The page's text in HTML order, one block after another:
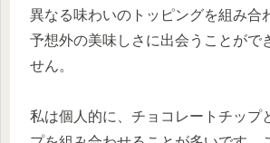
異なる味わいのトッピングを組み合
予想外の美味しさに出会うことがで
せん。
私は個人的に、チョコレートチップ